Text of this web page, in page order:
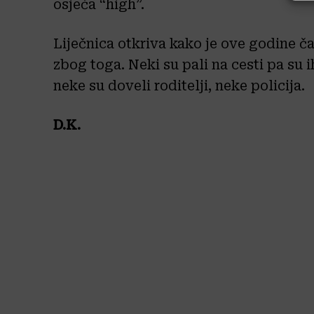
osjeća “high”.
Liječnica otkriva kako je ove godine
zbog toga. Neki su pali na cesti pa
neke su doveli roditelji, neke policija.
D.K.